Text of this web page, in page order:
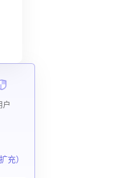
户
充）